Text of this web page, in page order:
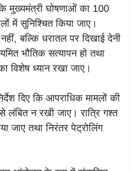
मुख्यमंत्री घोषणाओं का 100
में सुनिश्चित किया जाए।
बल्कि धरातल पर दिखाई देनी
भौतिक सत्यापन हो तथा
विशेष ध्यान रखा जाए।
दिए कि आपराधिक मामलों की
लंबित न रखी जाए। रात्रि गश्त
तथा निरंतर पेट्रोलिंग